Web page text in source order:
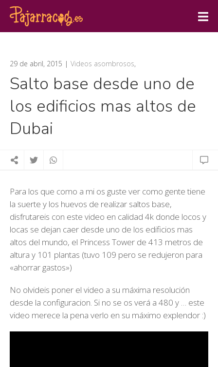
29 de abril, 2015 Videos asombrosos,
Salto base desde uno de
los edificios mas altos de
Dubai
Para los que como a mi os guste ver como gente tiene
la suerte y los huevos de realizar saltos base,
disfrutareis con este video en calidad 4k donde locos y
locas se dejan caer desde uno de los edificios mas
altos del mundo, el Princess Tower de 413 metros de
altura y 101 plantas (tuvo 109 pero se redujeron para
«ahorrar gastos»)
No olvideis poner el video a su máxima resolución
desde la configuracion. Si no se os verá a 480 y … este
video merece la pena verlo en su máximo explendor :)